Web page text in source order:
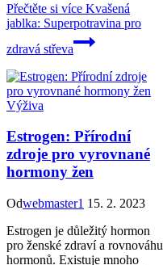
Přečtěte si více Kvašená
jablka: Superpotravina pro
zdravá střeva
Výživa
Estrogen: Přírodní
zdroje pro vyrovnané
hormony žen
Odwebmaster1 15. 2. 2023
Estrogen je důležitý hormon
pro ženské zdraví a rovnováhu
hormonů. Existuje mnoho